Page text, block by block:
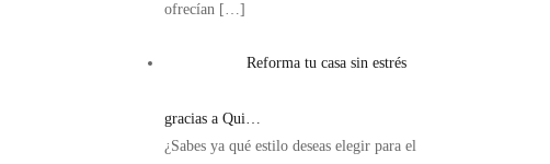
ofrecían […]
Reforma tu casa sin estrés
gracias a Qui…
¿Sabes ya qué estilo deseas elegir para el